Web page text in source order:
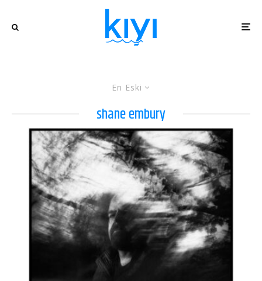
En Eski
shane embury